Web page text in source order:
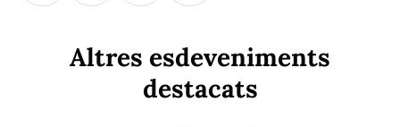
Altres esdeveniments
destacats